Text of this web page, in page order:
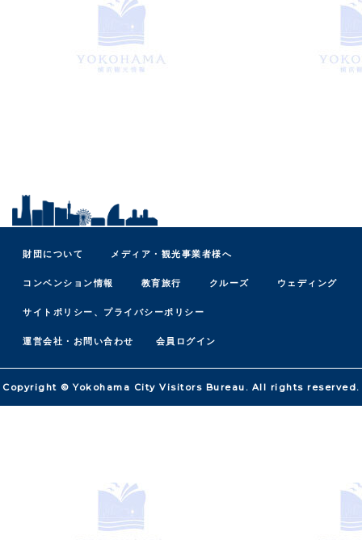
財団について メディア・観光事業者様へ
コンベンション情報 教育旅行 クルーズ ウェディング
サイトポリシー、プライバシーポリシー
運営会社・お問い合わせ 会員ログイン
Copyright © Yokohama City Visitors Bureau. All rights reserved.